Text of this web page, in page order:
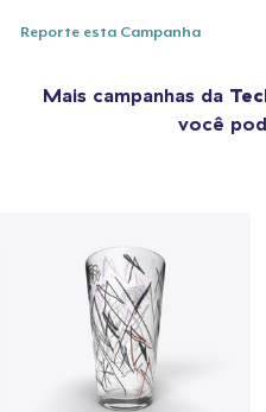
Reporte esta Campanha
Mais campanhas da
você